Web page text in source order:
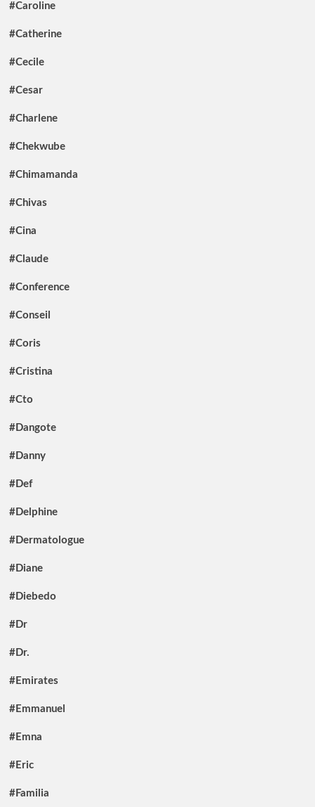
#Caroline
#Catherine
#Cecile
#Cesar
#Charlene
#Chekwube
#Chimamanda
#Chivas
#Cina
#Claude
#Conference
#Conseil
#Coris
#Cristina
#Cto
#Dangote
#Danny
#Def
#Delphine
#Dermatologue
#Diane
#Diebedo
#Dr
#Dr.
#Emirates
#Emmanuel
#Emna
#Eric
#Familia